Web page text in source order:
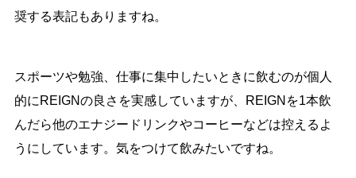
奨する表記もありますね。
スポーツや勉強、仕事に集中したいときに飲むのが個人
的にREIGNの良さを実感していますが、REIGNを1本飲
んだら他のエナジードリンクやコーヒーなどは控えるよ
うにしています。気をつけて飲みたいですね。